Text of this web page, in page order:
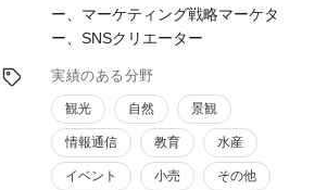
ー、マーケティング戦略マーケタ
ー、SNSクリエーター
実績のある分野
観光 自然 景観
情報通信 教育 水産
イベント 小売 その他